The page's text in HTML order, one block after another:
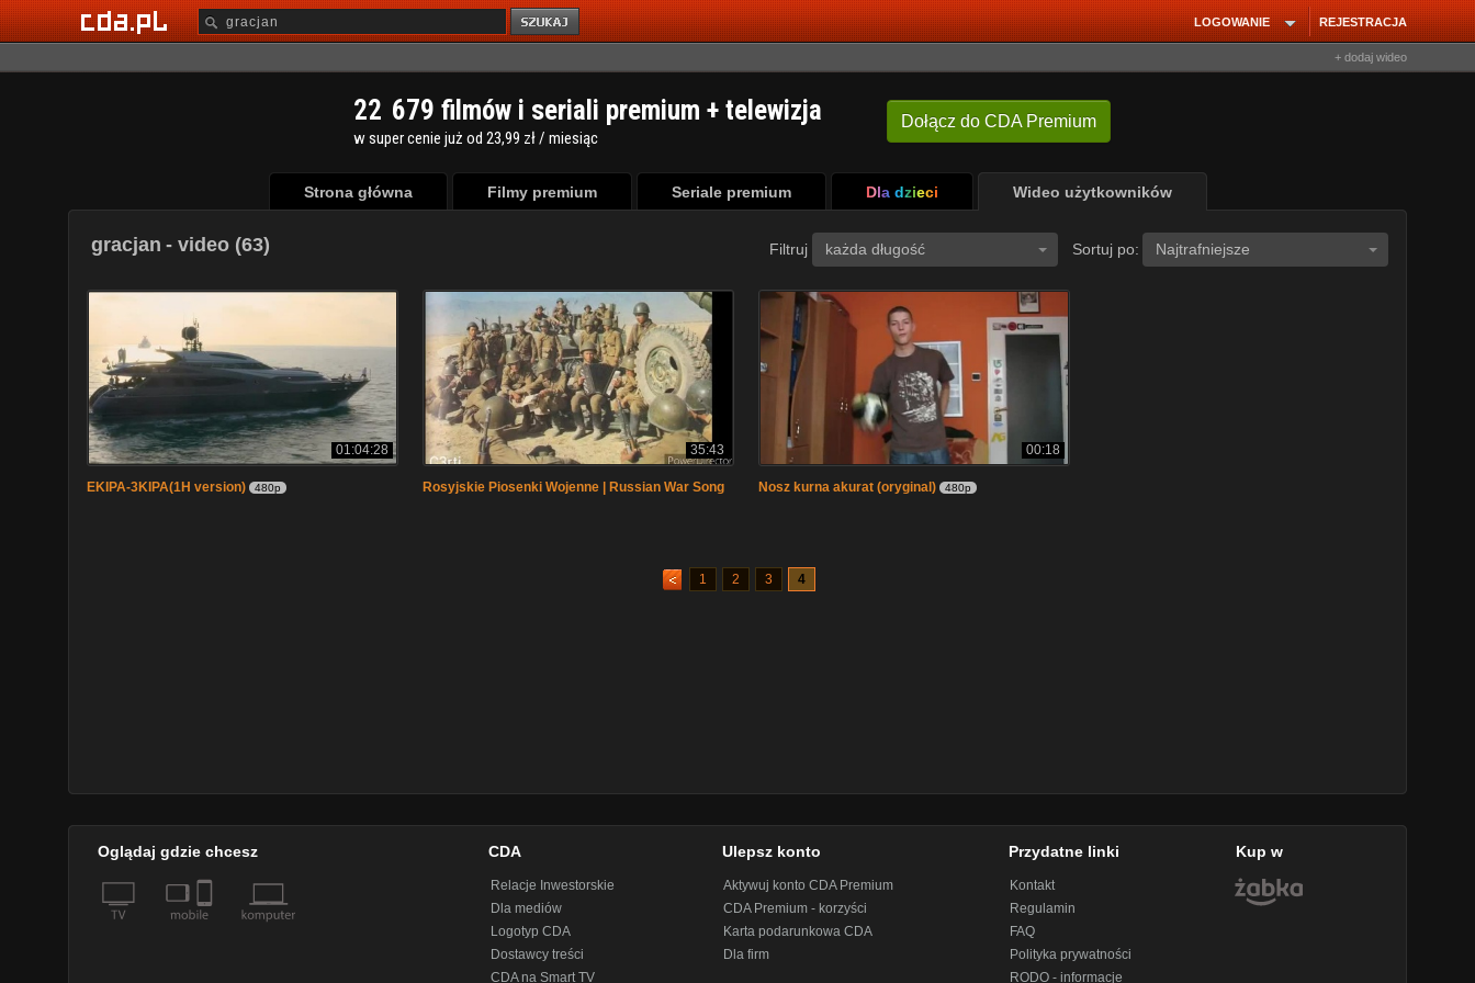
REJESTRACJA
LOGOWANIE
+ dodaj wideo
Dołącz do CDA Premium
22 679 filmów i seriali premium + telewizja
w super cenie już od 23,99 zł / miesiąc
Strona główna Filmy premium Seriale premium Dla dzieci Wideo użytkowników
gracjan - video (63) Filtruj każda długość Sortuj po: Najtrafniejsze
01:04:28
EKIPA-3KIPA(1H version) 480p
35:43
Rosyjskie Piosenki Wojenne | Russian War Song
00:18
Nosz kurna akurat (oryginal) 480p
1 2 3 4
Oglądaj gdzie chcesz CDA
Relacje Inwestorskie
Dla mediów
Logotyp CDA
Dostawcy treści
CDA na Smart TV
Ulepsz konto
Aktywuj konto CDA Premium
CDA Premium - korzyści
Karta podarunkowa CDA
Dla firm
Przydatne linki
Kontakt
Regulamin
FAQ
Polityka prywatności
RODO - informacje
Kup w